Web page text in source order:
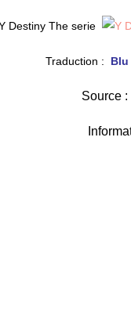
Traduction : Blu
Source